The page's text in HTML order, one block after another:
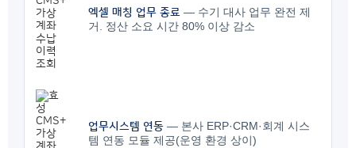
엑셀 매칭 업무 종료 — 수기 대사 업무 완전 제
거. 정산 소요 시간 80% 이상 감소
업무시스템 연동 — 본사 ERP·CRM·회계 시스
템 연동 모듈 제공(운영 환경 상이)